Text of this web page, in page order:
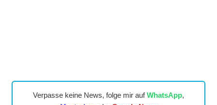
Verpasse keine News, folge mir aufWhatsApp,